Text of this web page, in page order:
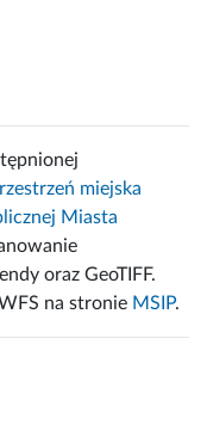
miejska
Miasta
oraz GeoTIFF.
na stronie MSIP.